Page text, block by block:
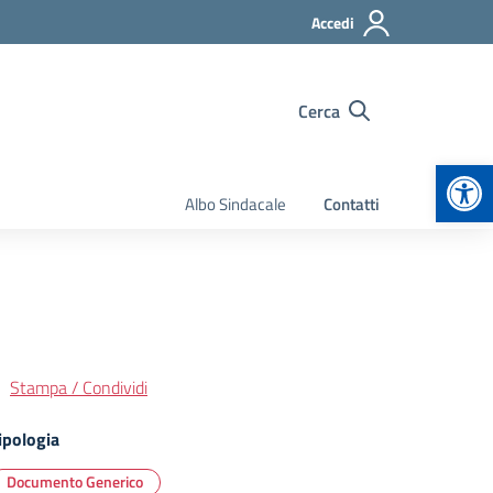
Accedi
Cerca
Albo Sindacale Contatti
Stampa / Condividi
Documento Generico